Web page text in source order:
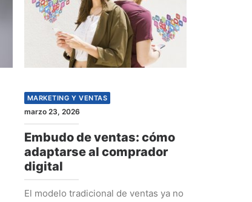
MARKETING Y VENTAS
marzo 23, 2026
Embudo de ventas: cómo
adaptarse al comprador
digital
El modelo tradicional de ventas ya no